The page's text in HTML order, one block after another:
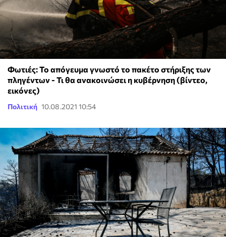
Φωτιές: Το απόγευμα γνωστό το πακέτο στήριξης των
πληγέντων - Τι θα ανακοινώσει η κυβέρνηση (βίντεο,
εικόνες)
Πολιτική 10.08.2021 10:54